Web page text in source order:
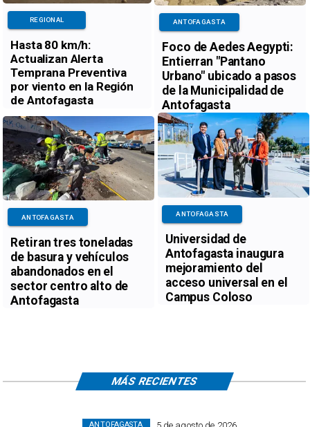
Hasta 80 km/h:
Actualizan Alerta
Temprana Preventiva
por viento en la Región
de Antofagasta
REGIONAL
Foco de Aedes Aegypti:
Entierran "Pantano
Urbano" ubicado a pasos
de la Municipalidad de
Antofagasta
ANTOFAGASTA
Retiran tres toneladas
de basura y vehículos
abandonados en el
sector centro alto de
Antofagasta
ANTOFAGASTA
Universidad de
Antofagasta inaugura
mejoramiento del
acceso universal en el
Campus Coloso
ANTOFAGASTA
ANTOFAGASTA
MÁS RECIENTES